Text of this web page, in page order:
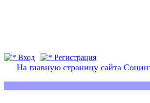
Вход
Регистрация
На главную страницу сайта